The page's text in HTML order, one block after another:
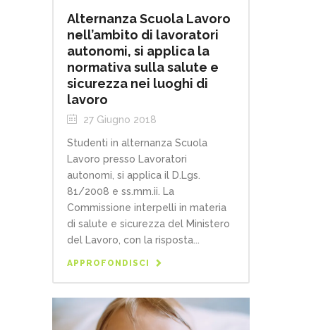
Alternanza Scuola Lavoro
nell’ambito di lavoratori
autonomi, si applica la
normativa sulla salute e
sicurezza nei luoghi di
lavoro
27 Giugno 2018
Studenti in alternanza Scuola
Lavoro presso Lavoratori
autonomi, si applica il D.Lgs.
81/2008 e ss.mm.ii. La
Commissione interpelli in materia
di salute e sicurezza del Ministero
del Lavoro, con la risposta...
APPROFONDISCI